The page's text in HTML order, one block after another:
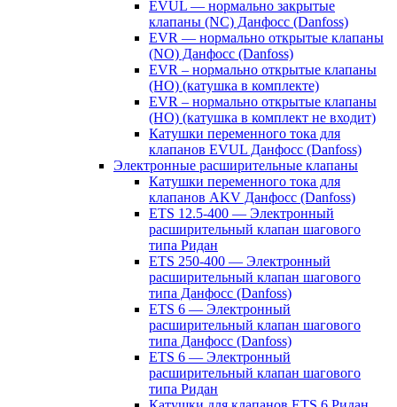
EVUL — нормально закрытые
клапаны (NC) Данфосс (Danfoss)
EVR — нормально открытые клапаны
(NO) Данфосс (Danfoss)
EVR – нормально открытые клапаны
(НО) (катушка в комплекте)
EVR – нормально открытые клапаны
(НО) (катушка в комплект не входит)
Катушки переменного тока для
клапанов EVUL Данфосс (Danfoss)
Электронные расширительные клапаны
Катушки переменного тока для
клапанов AKV Данфосс (Danfoss)
ETS 12.5-400 — Электронный
расширительный клапан шагового
типа Ридан
ETS 250-400 — Электронный
расширительный клапан шагового
типа Данфосс (Danfoss)
ETS 6 — Электронный
расширительный клапан шагового
типа Данфосс (Danfoss)
ETS 6 — Электронный
расширительный клапан шагового
типа Ридан